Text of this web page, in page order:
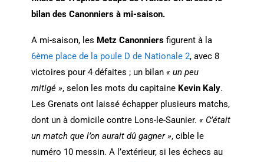
bilan des Canonniers à mi-saison.
A mi-saison, les Metz Canonniersfigurent à la
6ème place de la poule D de Nationale 2, avec 8
victoires pour 4 défaites ; un bilan « un peu
mitigé », selon les mots du capitaine Kevin Kaly.
Les Grenats ont laissé échapper plusieurs matchs,
dont un à domicile contre Lons-le-Saunier. « C’était
un match que l’on aurait dû gagner », cible le
numéro 10 messin. A l’extérieur, si les échecs au